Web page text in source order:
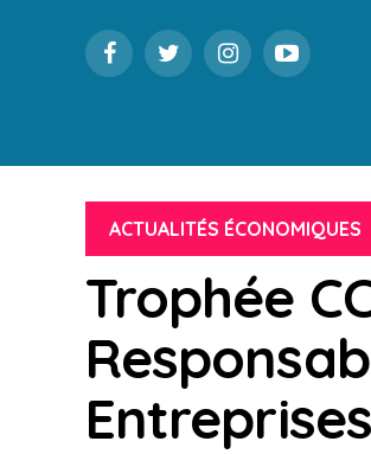
ACTUALITÉS ÉCONOMIQUES
Trophée
Entreprises